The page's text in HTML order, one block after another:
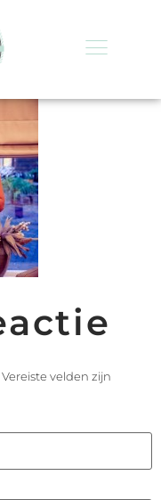
Vereiste velden zijn